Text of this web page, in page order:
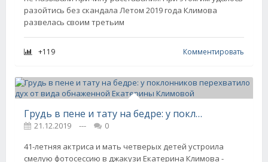
разойтись без скандала Летом 2019 года Климова
развелась своим третьим
+119 Комментировать
Грудь в пене и тату на бедре: у поклонников перехватило дух от вида обнаженной Екатерины Климовой
21.12.2019 ---
0
41-летняя актриса и мать четверых детей устроила
смелую фотосессию в джакузи Екатерина Климова -